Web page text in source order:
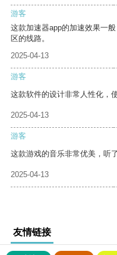
游客
这款加速器app的加速效果一
区的线路。
2025-04-13
游客
这款软件的设计非常人性化，
2025-04-13
游客
这款游戏的音乐非常优美，听
2025-04-13
友情链接